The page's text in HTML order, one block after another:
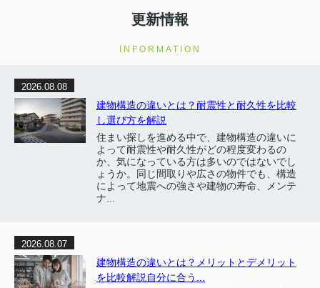
更新情報
INFORMATION
2026.08.08
建物構造の違いとは？耐震性と耐久性を比較
し選び方を解説
住まい探しを進める中で、建物構造の違いに
よって耐震性や耐久性がどの程度変わるの
か、気になっている方は多いのではないでし
ょうか。同じ間取りや広さの物件でも、構造
によって地震への強さや建物の寿命、メンテ
ナ...
2026.08.07
建物構造の違いとは？メリットとデメリット
を比較解説自分に合う...